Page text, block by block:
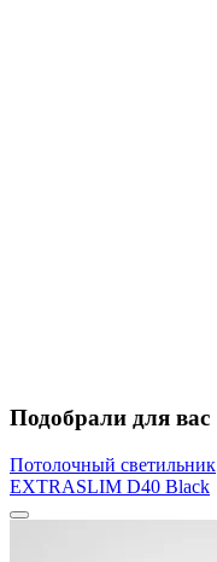
Подобрали для вас
Потолочный светильник
EXTRASLIM D40 Black